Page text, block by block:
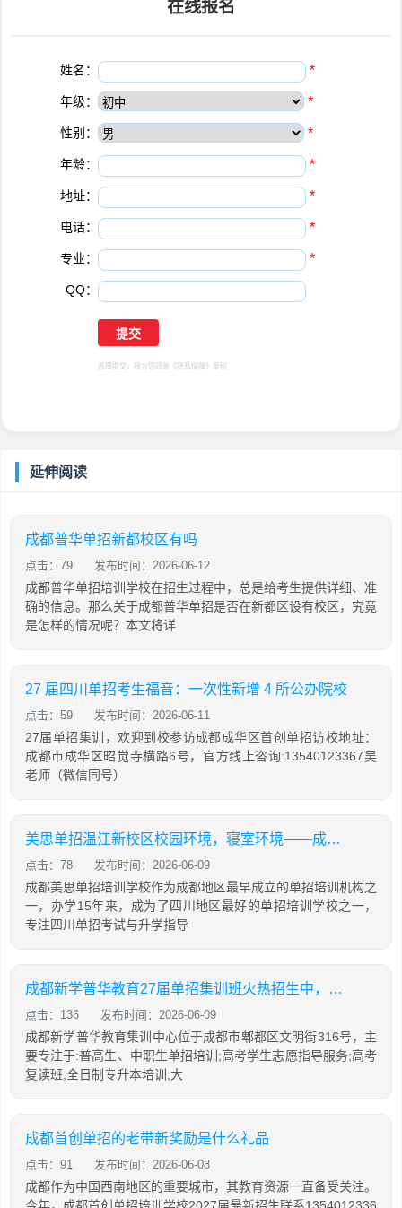
在线报名
姓名： *
年级： *
性别： *
年龄： *
地址： *
电话： *
专业： *
QQ：
选择提交，视为您同意 《隐私保障》 条例
延伸阅读
成都普华单招新都校区有吗
点击：79 发布时间：2026-06-12
成都普华单招培训学校在招生过程中，总是给考生提供详细、准
确的信息。那么关于成都普华单招是否在新都区设有校区，究竟
是怎样的情况呢？本文将详
27 届四川单招考生福音：一次性新增 4 所公办院校
点击：59 发布时间：2026-06-11
27届单招集训，欢迎到校参访成都成华区首创单招访校地址：
成都市成华区昭觉寺横路6号，官方线上咨询:13540123367吴
老师（微信同号）
美思单招温江新校区校园环境，寝室环境——成都锦妤美思
点击：78 发布时间：2026-06-09
成都美思单招培训学校作为成都地区最早成立的单招培训机构之
一，办学15年来，成为了四川地区最好的单招培训学校之一，
专注四川单招考试与升学指导
成都新学普华教育27届单招集训班火热招生中，13年单招教学经验！
点击：136 发布时间：2026-06-09
成都新学普华教育集训中心位于成都市郫都区文明街316号，主
要专注于:普高生、中职生单招培训;高考学生志愿指导服务;高考
复读班;全日制专升本培训;大
成都首创单招的老带新奖励是什么礼品
点击：91 发布时间：2026-06-08
成都作为中国西南地区的重要城市，其教育资源一直备受关注。